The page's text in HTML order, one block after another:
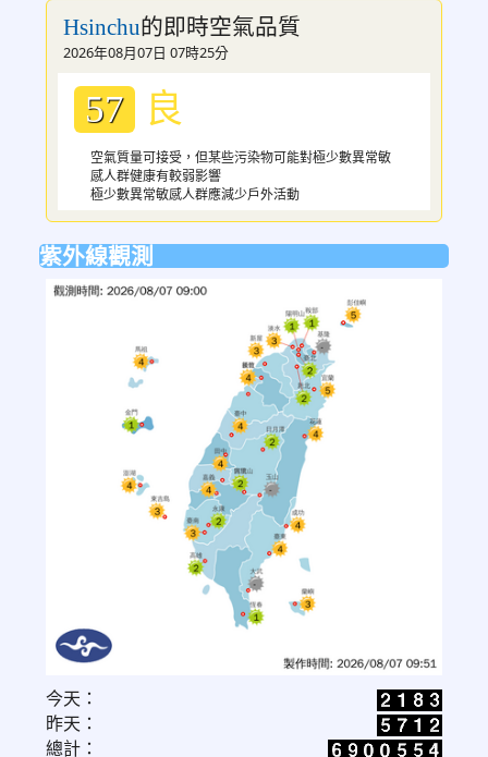
Hsinchu的即時空氣品質
2026年08月07日 07時25分
57 良
空氣質量可接受，但某些污染物可能對極少數異常敏
感人群健康有較弱影響
極少數異常敏感人群應減少戶外活動
紫外線觀測
link
to
https://www.cwa.gov.tw/V8/C/W/OBS_UVI.html
今天：
昨天：
總計：